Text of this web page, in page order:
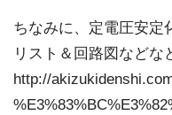
ちなみに、定電圧安定
リスト＆回路図などな
http://